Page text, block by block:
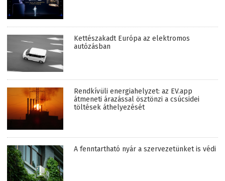
Kettészakadt Európa az elektromos
autózásban
Rendkívüli energiahelyzet: az EV.app
átmeneti árazással ösztönzi a csúcsidei
töltések áthelyezését
A fenntartható nyár a szervezetünket is védi